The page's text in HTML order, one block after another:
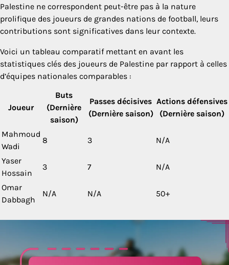
Palestine ne correspondent peut-être pas à la nature
prolifique des joueurs de grandes nations de football, leurs
contributions sont significatives dans leur contexte.
Voici un tableau comparatif mettant en avant les
statistiques clés des joueurs de Palestine par rapport à celles
d’équipes nationales comparables :
Joueur
Buts
(Dernière
saison)
Passes décisives
(Dernière saison)
Actions défensives
(Dernière saison)
Mahmoud
Wadi
8 3 N/A
Yaser
Hossain
3 7 N/A
Omar
Dabbagh
N/A N/A 50+